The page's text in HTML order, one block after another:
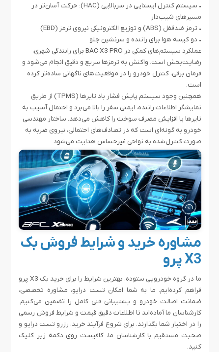
•
سیستم کنترل ایستایی در سربالایی (HAC): حرکت آسان‌تر در
مسیرهای شیب‌دار
• ترمز ضدقفل (ABS) و توزیع الکترونیکی نیروی ترمز (EBD)
• دو کیسه هوا برای راننده و سرنشین جلو
عملکرد سیستم‌های کمکی در BAC X3 PRO برای رانندگی شهری،
رضایت‌بخش است. واکنش به ترمزها سریع و دقیق انجام می‌شود و
فرمان برقی، کنترل خودرو را در موقعیت‌های ناگهانی ساده‌تر کرده
است.
همچنین وجود سیستم پایش فشار باد تایرها (TPMS) از طریق
نمایشگر اطلاعات راننده، ایمنی سفر را بالا می‌برد و احتمال آسیب به
تایرها یا افزایش مصرف سوخت را کاهش می‌دهد. ساختار مهندسی
خودرو به گونه‌ای است که در تصادف‌های احتمالی، نیروی ضربه به
صورت کنترل‌شده به نواحی غیرحساس هدایت می‌شود.
مشاوره خرید و شرایط فروش بک
X3 پرو
ما در گروه خودرویی ستوده، بهترین شرایط را برای خرید بک X3 پرو
فراهم کرده‌ایم. ما به شما امکان تست درایو، مشاوره تخصصی،
ضمانت اصالت خودرو و پشتیبانی فنی کامل را تضمین می‌کنیم.
کارشناسان ما آماده‌اند تا اطلاعات دقیق قیمت و شرایط فروش رسمی
را در اختیار شما بگذارند. برای شروع فرآیند خرید، رزرو تست درایو و
صحبت مستقیم با کارشناسان ما، کافیست روی دکمه زیر کلیک
کنید.